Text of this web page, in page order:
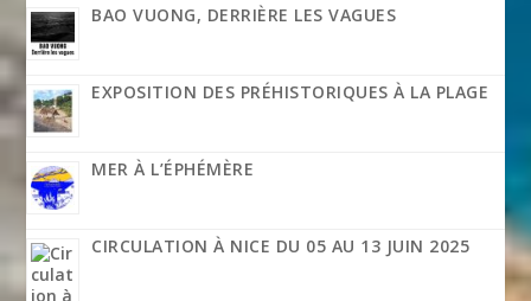
BAO VUONG, DERRIÈRE LES VAGUES
EXPOSITION DES PRÉHISTORIQUES À LA PLAGE
MER À L’ÉPHÉMÈRE
CIRCULATION À NICE DU 05 AU 13 JUIN 2025